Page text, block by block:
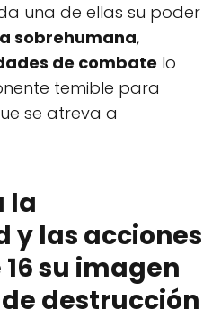
una de ellas su poder
sobrehumana,
de combate lo
temible para
se atreva a
la
y las acciones
su imagen
destrucción